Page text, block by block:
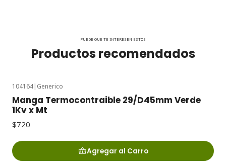
PUEDE QUE TE INTERESEN ESTOS
Productos recomendados
104164| Generico
Manga Termocontraible 29/D45mm Verde
1Kv x Mt
$720
Agregar al Carro